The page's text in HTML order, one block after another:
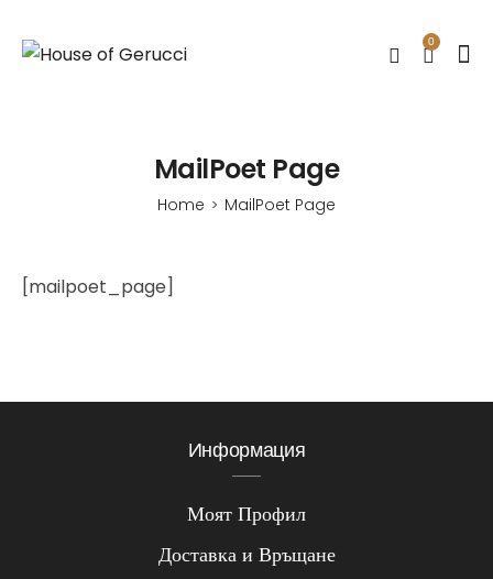
0
MailPoet Page
Home > MailPoet Page
[mailpoet_page]
Информация
Моят Профил
Доставка и Връщане